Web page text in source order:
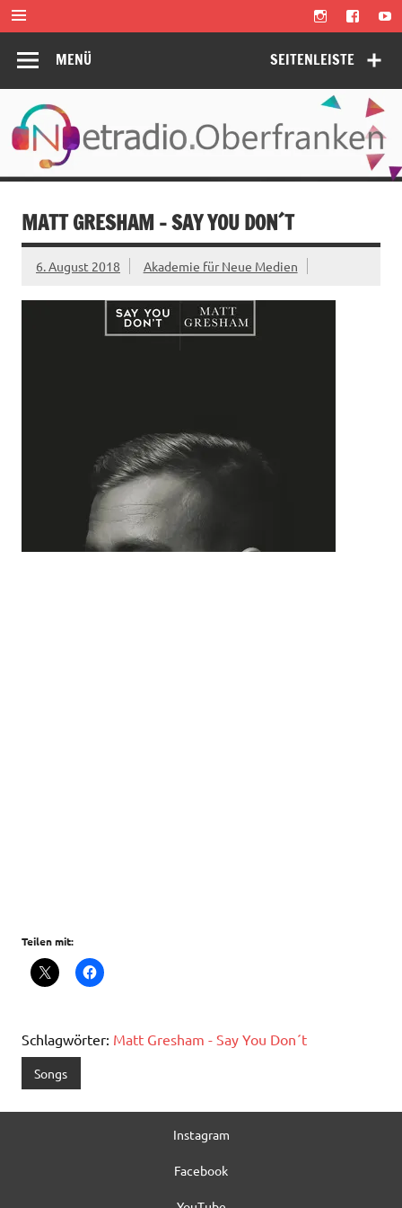
Zum
Inhalt
springen
SEITENLEISTE
MENÜ
MATT GRESHAM – SAY YOU DON´T
6. August 2018 Akademie für Neue Medien
Teilen mit:
Schlagwörter: Matt Gresham - Say You Don´t
Songs
Instagram
Facebook